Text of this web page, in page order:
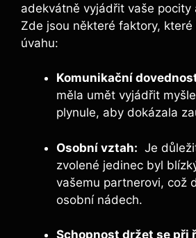
adekvátně vyjádřit vaše pocity
Zde jsou některé faktory,
úvahu:
Komunikační
měla umět vyjádřit
plynule, ​aby dokázala
Osobní vztah:
Je
zvolené ⁣jedinec byl
⁣vašemu partnerovi, což
osobní nádech.
Schopnost držet se při